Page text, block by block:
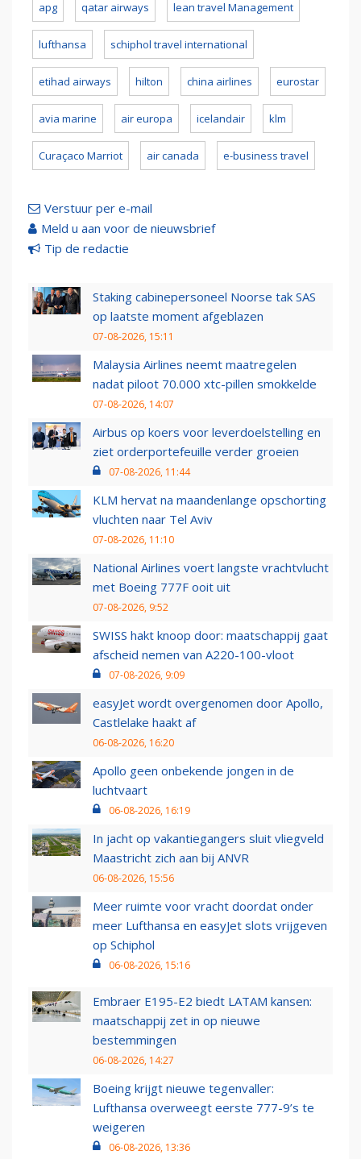
apg qatar airways lean travel Management
lufthansa schiphol travel international
etihad airways hilton china airlines eurostar
avia marine air europa icelandair klm
Curaçaco Marriot air canada e-business travel
Verstuur per e-mail
Meld u aan voor de nieuwsbrief
Tip de redactie
Staking cabinepersoneel Noorse tak SAS
op laatste moment afgeblazen
07-08-2026, 15:11
Malaysia Airlines neemt maatregelen
nadat piloot 70.000 xtc-pillen smokkelde
07-08-2026, 14:07
Airbus op koers voor leverdoelstelling en
ziet orderportefeuille verder groeien
07-08-2026, 11:44
KLM hervat na maandenlange opschorting
vluchten naar Tel Aviv
07-08-2026, 11:10
National Airlines voert langste vrachtvlucht
met Boeing 777F ooit uit
07-08-2026, 9:52
SWISS hakt knoop door: maatschappij gaat
afscheid nemen van A220-100-vloot
07-08-2026, 9:09
easyJet wordt overgenomen door Apollo,
Castlelake haakt af
06-08-2026, 16:20
Apollo geen onbekende jongen in de
luchtvaart
06-08-2026, 16:19
In jacht op vakantiegangers sluit vliegveld
Maastricht zich aan bij ANVR
06-08-2026, 15:56
Meer ruimte voor vracht doordat onder
meer Lufthansa en easyJet slots vrijgeven
op Schiphol
06-08-2026, 15:16
Embraer E195-E2 biedt LATAM kansen:
maatschappij zet in op nieuwe
bestemmingen
06-08-2026, 14:27
Boeing krijgt nieuwe tegenvaller:
Lufthansa overweegt eerste 777-9’s te
weigeren
06-08-2026, 13:36